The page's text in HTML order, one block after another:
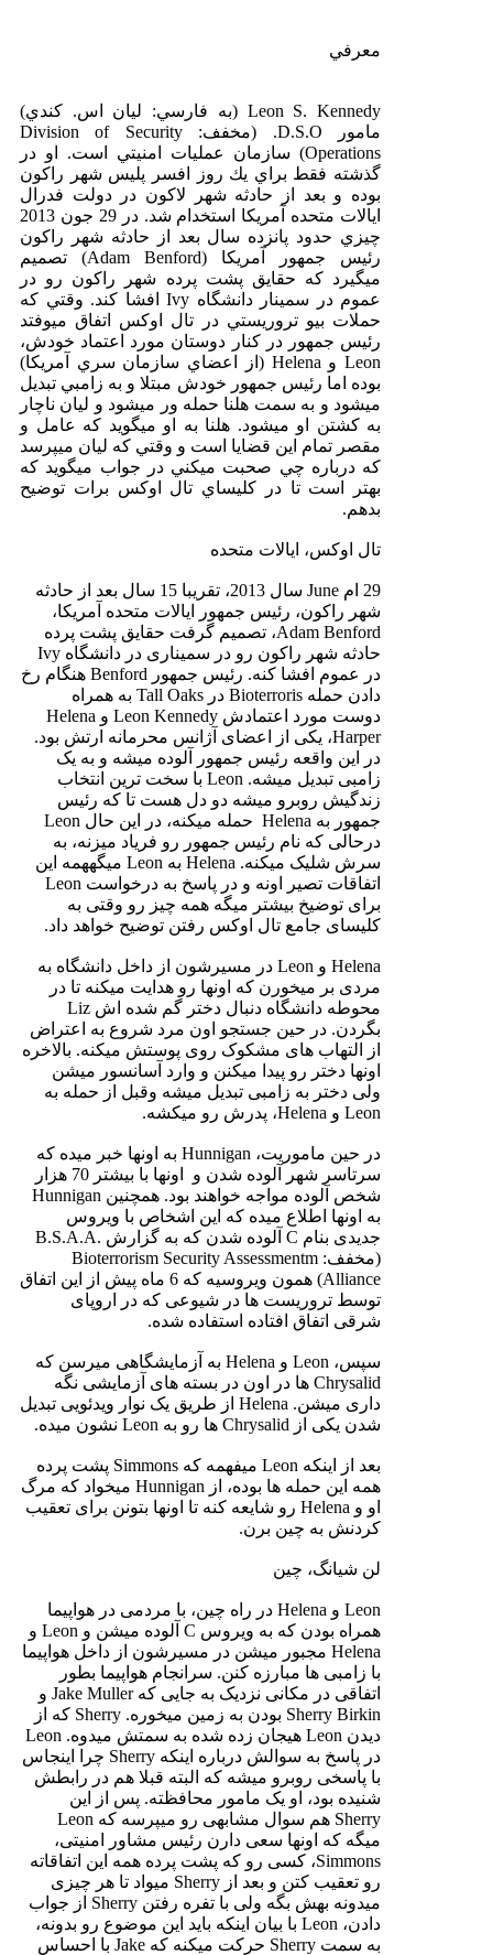
معرفي
Leon S. Kennedy (به فارسي: ليان اس. كندي)
مامور D.S.O. (مخفف: Division of Security
Operations) سازمان عمليات امنيتي است. او در
گذشته فقط براي يك روز افسر پليس شهر راكون
بوده و بعد از حادثه شهر لاكون در دولت فدرال
ایالات متحده آمريكا استخدام شد. در 29 جون 2013
چيزي حدود پانزده سال بعد از حادثه شهر راكون
رئيس جمهور آمريكا (Adam Benford) تصميم
ميگيرد كه حقايق پشت پرده شهر راكون رو در
عموم در سمينار دانشگاه Ivy افشا كند. وقتي كه
حملات بيو تروريستي در تال اوكس اتفاق ميوفتد
رئيس جمهور در كنار دوستان مورد اعتماد خودش،
Leon‌ و Helena (از اعضاي سازمان سري آمريكا)
بوده اما رئيس جمهور خودش مبتلا و به زامبي تبديل
ميشود و به سمت هلنا حمله ور ميشود و ليان ناچار
به كشتن او ميشود. هلنا به او ميگويد كه عامل و
مقصر تمام اين قضايا است و وقتي كه ليان ميپرسد
كه درباره چي صحبت ميكني در جواب ميگويد كه
بهتر است تا در كليساي تال اوكس برات توضيح
بدهم.
تال اوکس، ایالات متحده
29 ام June سال 2013، تقریبا 15 سال بعد از حادثه
شهر راکون، رئیس جمهور ایالات متحده آمریکا،
Adam Benford، تصمیم گرفت حقایق پشت پرده
حادثه شهر راکون رو در سمیناری در دانشگاه Ivy
در عموم افشا کنه. رئیس جمهور Benford هنگام رخ
دادن حمله Bioterroris در Tall Oaks به همراه
دوست مورد اعتمادش Leon Kennedy و Helena
Harper، یکی از اعضای آژانس محرمانه ارتش بود.
در این واقعه رئیس جمهور آلوده میشه و به یک
زامبی تبدیل میشه. Leon با سخت ترین انتخاب
زندگیش روبرو میشه دو دل هست تا که رئیس
جمهور به Helena حمله میکنه، در این حال Leon
درحالی که نام رئیس جمهور رو فریاد میزنه، به
سرش شلیک میکنه. Helena به Leon میگههمه این
اتفاقات تصیر اونه و در پاسخ به درخواست Leon
برای توضیخ بیشتر میگه همه چیز رو وقتی به
کلیسای جامع تال اوکس رفتن توضیح خواهد داد.
Helena و Leon در مسیرشون از داخل دانشگاه به
مردی بر میخورن که اونها رو هدایت میکنه تا در
محوطه دانشگاه دنبال دختر گم شده اش Liz
بگردن. در حین جستجو اون مرد شروع به اعتراض
از التهاب های مشکوک روی پوستش میکنه. بالاخره
اونها دختر رو پیدا میکنن و وارد آسانسور میشن
ولی دختر به زامبی تبدیل میشه وقبل از حمله به
Leon و Helena، پدرش رو میکشه.
در حین ماموریت، Hunnigan به اونها خبر میده که
سرتاسر شهر آلوده شدن و اونها با بیشتر 70 هزار
شخص آلوده مواجه خواهند بود. همچنین Hunnigan
به اونها اطلاع میده که این اشخاص با ویروس
جدیدی بنام C آلوده شدن که به گزارش .B.S.A.A
(مخفف: Bioterrorism Security Assessmentm
Alliance) همون ویروسیه که 6 ماه پیش از این اتفاق
توسط تروریست ها در شیوعی که در اروپای
شرقی اتفاق افتاده استفاده شده.
سپس، Leon و Helena به آزمایشگاهی میرسن که
Chrysalid ها در اون در بسته های آزمایشی نگه
داری میشن. Helena از طریق یک نوار ویدئویی تبدیل
شدن یکی از Chrysalid ها رو به Leon نشون میده.
بعد از اینکه Leon میفهمه که Simmons پشت پرده
همه این حمله ها بوده، از Hunnigan میخواد که مرگ
او و Helena رو شایعه کنه تا اونها بتونن برای تعقیب
کردنش به چین برن.
لن شیانگ، چین
Leon و Helena در راه چین، با مردمی در هواپیما
همراه بودن که به ویروس C آلوده میشن و Leon و
Helena مجبور میشن در مسیرشون از داخل هواپیما
با زامبی ها مبارزه کنن. سرانجام هواپیما بطور
اتفاقی در مکانی نزدیک به جایی که Jake Muller و
Sherry Birkin بودن به زمین میخوره. Sherry که از
دیدن Leon هیجان زده شده به سمتش میدوه. Leon
در پاسخ به سوالش درباره اینکه Sherry چرا اینجاس
با پاسخی روبرو میشه که البته قبلا هم در رابطش
شنیده بود، او یک مامور محافظته. پس از این
Sherry هم سوال مشابهی رو میپرسه که Leon
میگه که اونها سعی دارن رئیس مشاور امنیتی،
Simmons، کسی رو که پشت پرده همه این اتفاقاته
رو تعقیب کتن و بعد از Sherry میواد تا هر چیزی
میدونه بهش بگه ولی با تفره رفتن Sherry از جواب
دادن، Leon با بیان اینکه باید این موضوع رو بدونه،
به سمت Sherry حرکت میکنه که Jake با احساس